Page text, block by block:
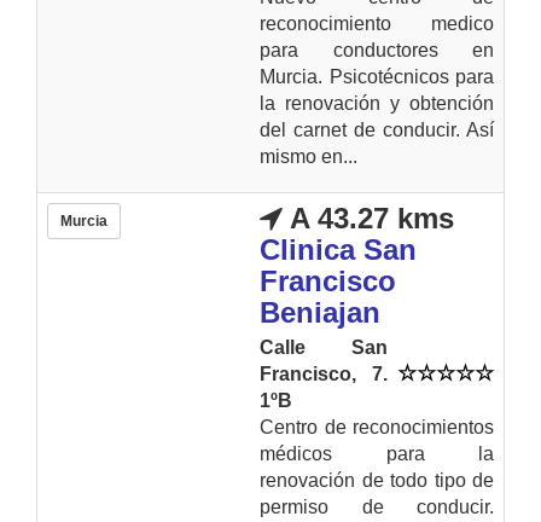
reconocimiento medico
para conductores en
Murcia. Psicotécnicos para
la renovación y obtención
del carnet de conducir. Así
mismo en...
Murcia
A 43.27 kms
Clinica San
Francisco
Beniajan
Calle San
Francisco, 7.
1ºB
Centro de reconocimientos
médicos para la
renovación de todo tipo de
permiso de conducir.